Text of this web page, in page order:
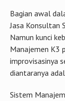
Bagian awal
Jasa Konsultan
Namun kunci
Manajemen K3
improvisasinya
diantaranya
Sistem